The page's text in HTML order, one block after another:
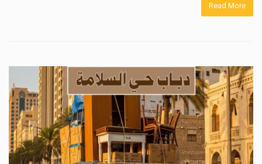
Read More